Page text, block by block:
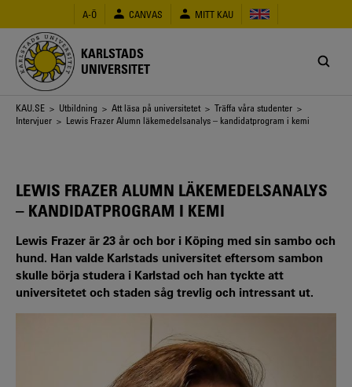
huvudinnehåll
A-Ö CANVAS MITT KAU
KARLSTADS
UNIVERSITET
Länkstig
KAU.SE > Utbildning > Att läsa på universitetet > Träffa våra studenter >
Intervjuer > Lewis Frazer Alumn läkemedelsanalys – kandidatprogram i kemi
LEWIS FRAZER ALUMN LÄKEMEDELSANALYS
– KANDIDATPROGRAM I KEMI
Lewis Frazer är 23 år och bor i Köping med sin sambo och
hund. Han valde Karlstads universitet eftersom sambon
skulle börja studera i Karlstad och han tyckte att
universitetet och staden såg trevlig och intressant ut.